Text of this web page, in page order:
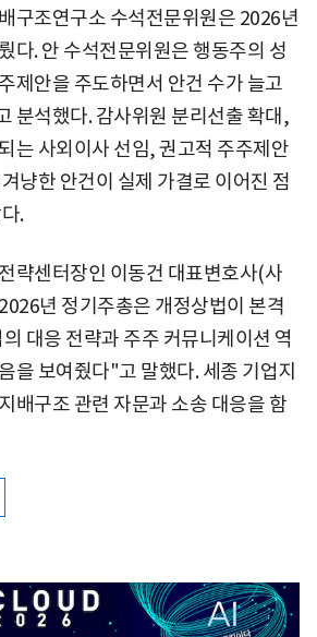
구조연구소 수석전문위원은 2026년
다. 안 수석전문위원은 행동주의 성
제안을 주도하면서 안건 수가 늘고
분석했다. 감사위원 분리선출 확대,
는 사외이사 선임, 권고적 주주제안
냥한 안건이 실제 가결로 이어진 점
.
략센터장인 이동건 대표변호사(사
년 정기주총은 개정상법이 본격
대응 전략과 주주 커뮤니케이션 역
을 보여줬다"고 말했다. 세종 기업지
배구조 관련 자문과 소송 대응을 함